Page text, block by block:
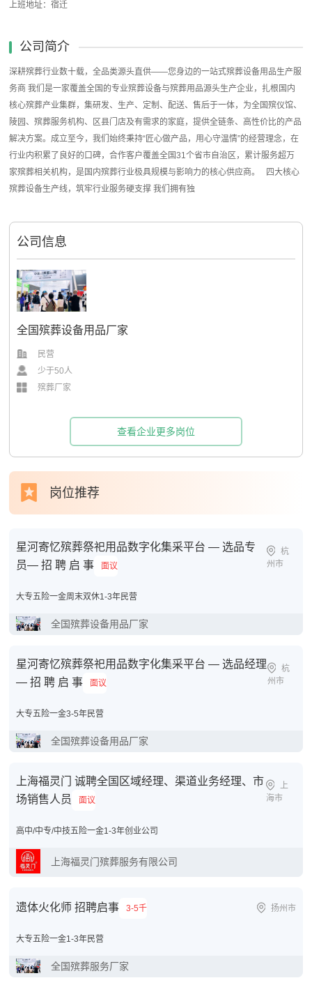
上班地址：宿迁
公司简介
深耕殡葬行业数十载，全品类源头直供——您身边的一站式殡葬设备用品生产服
务商 我们是一家覆盖全国的专业殡葬设备与殡葬用品源头生产企业，扎根国内
核心殡葬产业集群，集研发、生产、定制、配送、售后于一体，为全国殡仪馆、
陵园、殡葬服务机构、区县门店及有需求的家庭，提供全链条、高性价比的产品
解决方案。成立至今，我们始终秉持“匠心做产品，用心守温情”的经营理念，在
行业内积累了良好的口碑，合作客户覆盖全国31个省市自治区，累计服务超万
家殡葬相关机构，是国内殡葬行业极具规模与影响力的核心供应商。 四大核心
殡葬设备生产线，筑牢行业服务硬支撑 我们拥有独
公司信息
全国殡葬设备用品厂家
民营
少于50人
殡葬厂家
查看企业更多岗位
岗位推荐
星河寄忆殡葬祭祀用品数字化集采平台 — 选品专
员— 招 聘 启 事
面议
杭
州市
大专五险一金周末双休1-3年民营
全国殡葬设备用品厂家
星河寄忆殡葬祭祀用品数字化集采平台 — 选品经理
— 招 聘 启 事
面议
杭
州市
大专五险一金3-5年民营
全国殡葬设备用品厂家
上海福灵门 诚聘全国区域经理、渠道业务经理、市
场销售人员
面议
上
海市
高中/中专/中技五险一金1-3年创业公司
上海福灵门殡葬服务有限公司
遗体火化师 招聘启事 3-5千 扬州市
大专五险一金1-3年民营
全国殡葬服务厂家